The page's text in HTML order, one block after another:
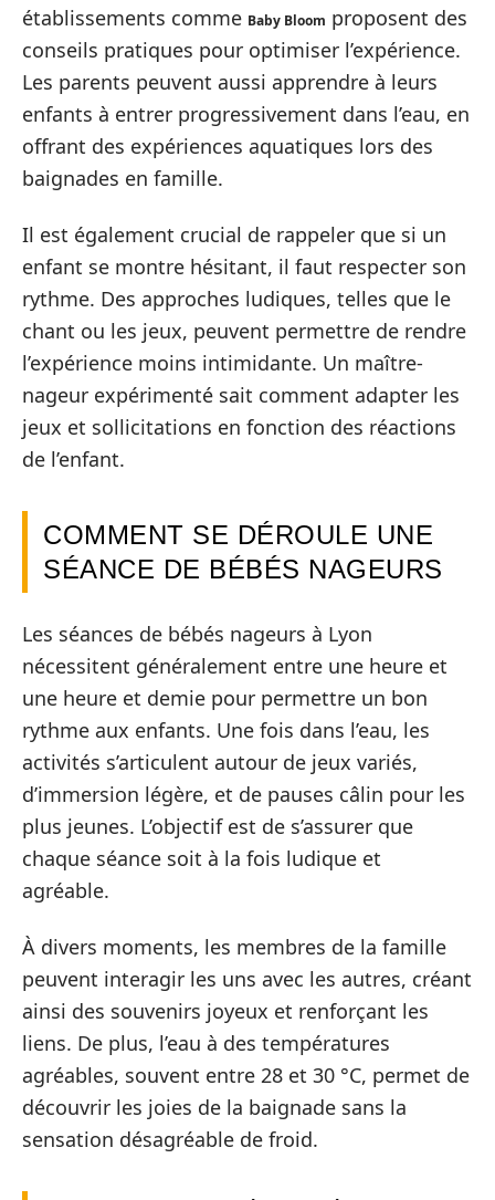
établissements comme Baby Bloom proposent des
conseils pratiques pour optimiser l’expérience.
Les parents peuvent aussi apprendre à leurs
enfants à entrer progressivement dans l’eau, en
offrant des expériences aquatiques lors des
baignades en famille.
Il est également crucial de rappeler que si un
enfant se montre hésitant, il faut respecter son
rythme. Des approches ludiques, telles que le
chant ou les jeux, peuvent permettre de rendre
l’expérience moins intimidante. Un maître-
nageur expérimenté sait comment adapter les
jeux et sollicitations en fonction des réactions
de l’enfant.
COMMENT SE DÉROULE UNE
SÉANCE DE BÉBÉS NAGEURS
Les séances de bébés nageurs à Lyon
nécessitent généralement entre une heure et
une heure et demie pour permettre un bon
rythme aux enfants. Une fois dans l’eau, les
activités s’articulent autour de jeux variés,
d’immersion légère, et de pauses câlin pour les
plus jeunes. L’objectif est de s’assurer que
chaque séance soit à la fois ludique et
agréable.
À divers moments, les membres de la famille
peuvent interagir les uns avec les autres, créant
ainsi des souvenirs joyeux et renforçant les
liens. De plus, l’eau à des températures
agréables, souvent entre 28 et 30 °C, permet de
découvrir les joies de la baignade sans la
sensation désagréable de froid.